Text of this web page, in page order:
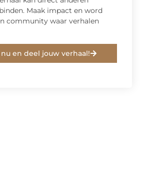
Maak impact en word
community waar verhalen
en deel jouw verhaal!